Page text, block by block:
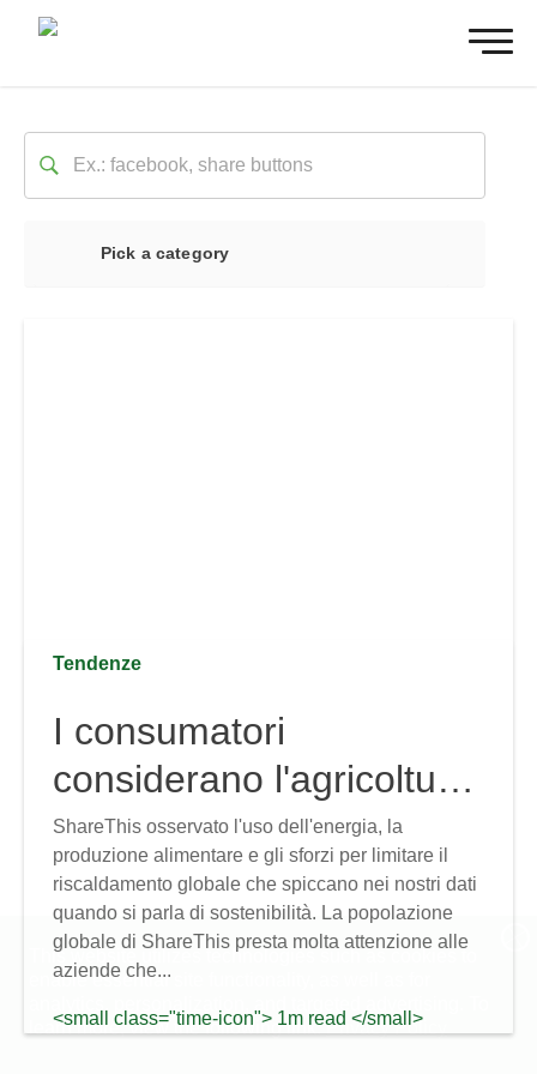
This website utilizes technologies such as cookies to
enable essential site functionality, as well as for
learn more, view the following link: Privacy Policy
Pick a category
Tendenze
Notizie
Tendenze
I consumatori
considerano l'agricoltura
e l'energia elementi
chiave per limitare il
cambiamento climatico
ShareThis osservato l'uso dell'energia, la
produzione alimentare e gli sforzi per limitare il
riscaldamento globale che spiccano nei nostri dati
quando si parla di sostenibilità. La popolazione
globale di ShareThis presta molta attenzione alle
aziende che...
<small class="time-icon"> 1m read </small>